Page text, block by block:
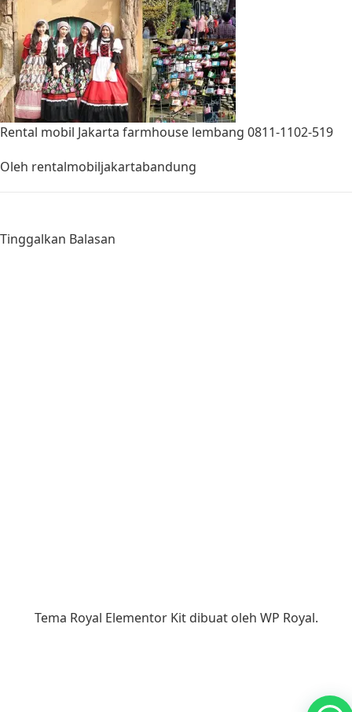
Rental mobil Jakarta farmhouse lembang 0811-1102-519
Oleh rentalmobiljakartabandung
Tinggalkan Balasan
Tema Royal Elementor Kit dibuat oleh WP Royal.